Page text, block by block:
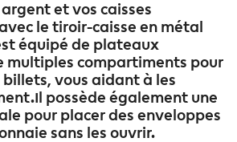
et vos caisses
le tiroir-caisse en métal
équipé de plateaux
multiples compartiments pour
billets, vous aidant à les
possède également une
pour placer des enveloppes
sans les ouvrir.